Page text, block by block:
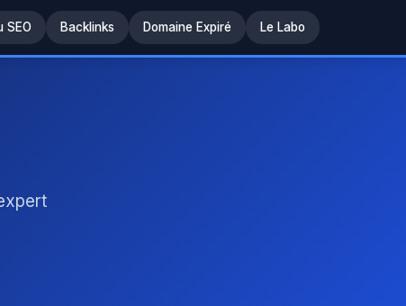
SEO Backlinks Domaine Expiré Le Labo